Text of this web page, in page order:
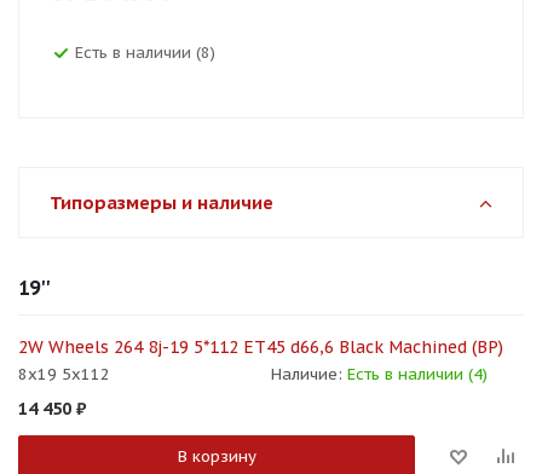
Есть в наличии (8)
Типоразмеры и наличие
19''
2W Wheels 264 8j-19 5*112 ET45 d66,6 Black Machined (BP)
8x19 5x112 Наличие: Есть в наличии (4)
14 450 ₽
В корзину